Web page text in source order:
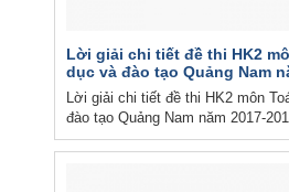
Lời giải chi tiết đề thi HK2
dục và đào tạo Quảng Nam
Lời giải chi tiết đề thi HK2 môn
đào tạo Quảng Nam năm 2017-